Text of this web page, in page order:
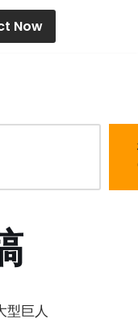
Now
型巨人